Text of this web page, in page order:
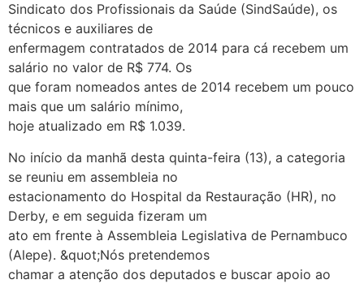
Sindicato dos Profissionais da Saúde (SindSaúde), os
técnicos e auxiliares de
enfermagem contratados de 2014 para cá recebem um
salário no valor de R$ 774. Os
que foram nomeados antes de 2014 recebem um pouco
mais que um salário mínimo,
hoje atualizado em R$ 1.039.
No início da manhã desta quinta-feira (13), a categoria
se reuniu em assembleia no
estacionamento do Hospital da Restauração (HR), no
Derby, e em seguida fizeram um
ato em frente à Assembleia Legislativa de Pernambuco
(Alepe). &quot;Nós pretendemos
chamar a atenção dos deputados e buscar apoio ao